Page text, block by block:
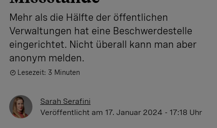
Mehr als die Hälfte der öffentlichen
Verwaltungen hat eine Beschwerdestelle
eingerichtet. Nicht überall kann man aber
anonym melden.
Lesezeit: 3 Minuten
Sarah Serafini
Veröffentlicht am 17. Januar 2024 - 17:18 Uhr